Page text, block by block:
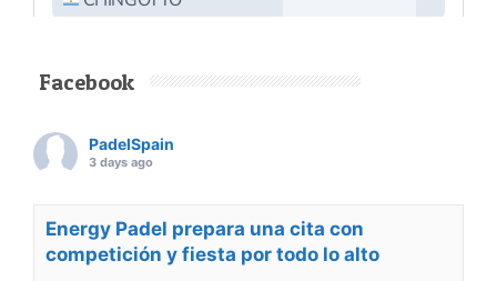
Facebook
PadelSpain
3 days ago
Energy Padel prepara una cita con
competición y fiesta por todo lo alto